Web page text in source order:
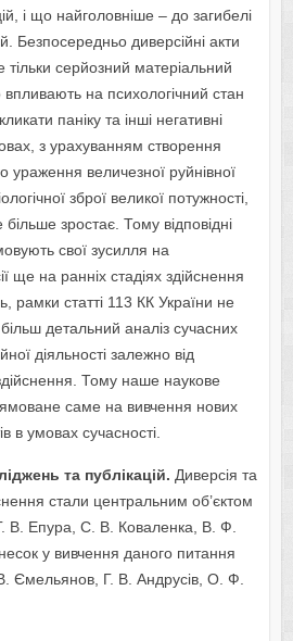
і що найголовніше – до загибелі
Безпосередньо диверсійні акти
серйозний матеріальний
впливають на психологічний стан
паніку та інші негативні
з урахуванням створення
ураження величезної руйнівної
зброї великої потужності,
зростає. Тому відповідні
свої зусилля на
ще на ранніх стадіях здійснення
рамки статті 113 КК України не
детальний аналіз сучасних
діяльності залежно від
здійснення. Тому наше наукове
саме на вивчення нових
в умовах сучасності.
та публікацій. Диверсія та
стали центральним об’єктом
В. Епура, С. В. Коваленка, В. Ф.
у вивчення даного питання
Ємельянов, Г. В. Андрусів, О. Ф.